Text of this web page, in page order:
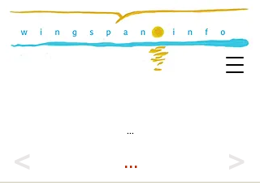
...
< ... >